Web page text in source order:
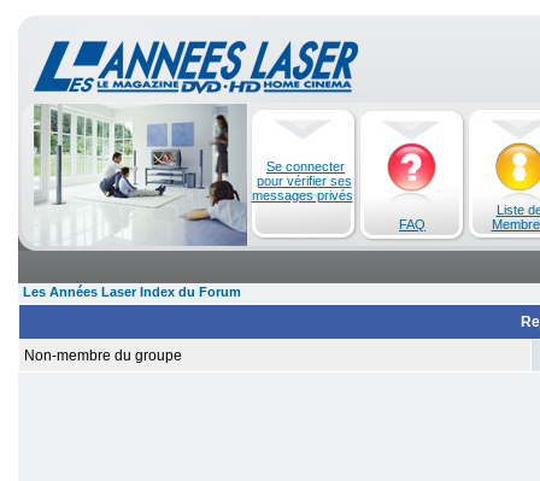
Se connecter
pour vérifier ses
messages privés
FAQ
Liste
Les Années Laser Index du Forum
Non-membre du groupe